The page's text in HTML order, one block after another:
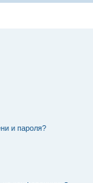
и пароля?